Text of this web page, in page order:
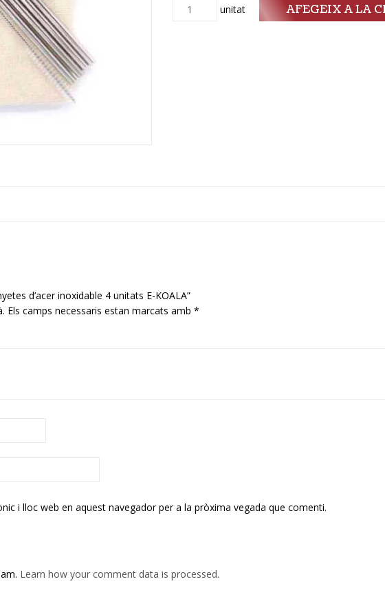
Quantitat unitat AFEGEIX A LA
d’acer inoxidable 4 unitats E-KOALA”
Els camps necessaris estan marcats amb *
i lloc web en aquest navegador per a la pròxima vegada que comenti.
Learn how your comment data is processed.